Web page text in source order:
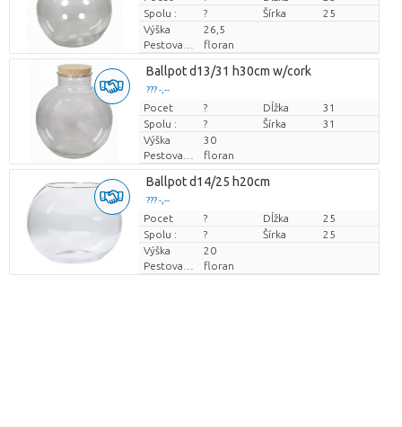
Spolu :
? Šírka
25
Výška
26,5
floran
Ballpot d13/31 h30cm w/cork
??? -,--
Cena za kus
Pocet ? Dĺžka
31
Spolu :
? Šírka
31
Výška
30
floran
Ballpot d14/25 h20cm
??? -,--
Cena za kus
Pocet ? Dĺžka
25
Spolu :
? Šírka
25
Výška
20
floran